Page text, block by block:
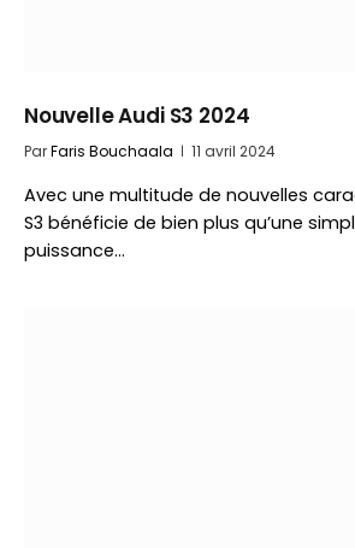
Nouvelle Audi S3 2024
ParFaris Bouchaala 11 avril 2024
Avec une multitude de nouvelles
S3 bénéficie de bien plus qu’une
puissance…